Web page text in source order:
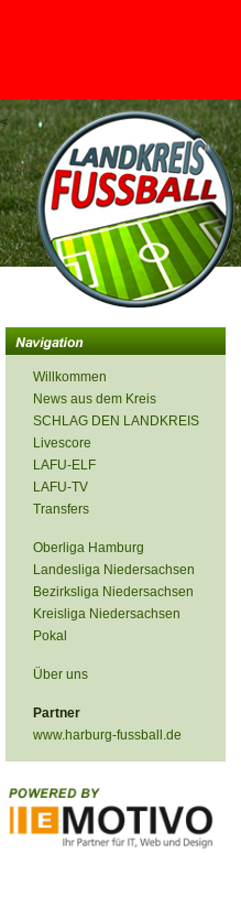
<
Willkommen
News aus dem Kreis
SCHLAG DEN LANDKREIS
Livescore
LAFU-ELF
LAFU-TV
Transfers
Oberliga Hamburg
Landesliga Niedersachsen
Bezirksliga Niedersachsen
Kreisliga Niedersachsen
Pokal
Über uns
Partner
www.harburg-fussball.de